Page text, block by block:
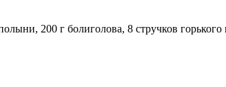
200 г болиголова, 8 стручков